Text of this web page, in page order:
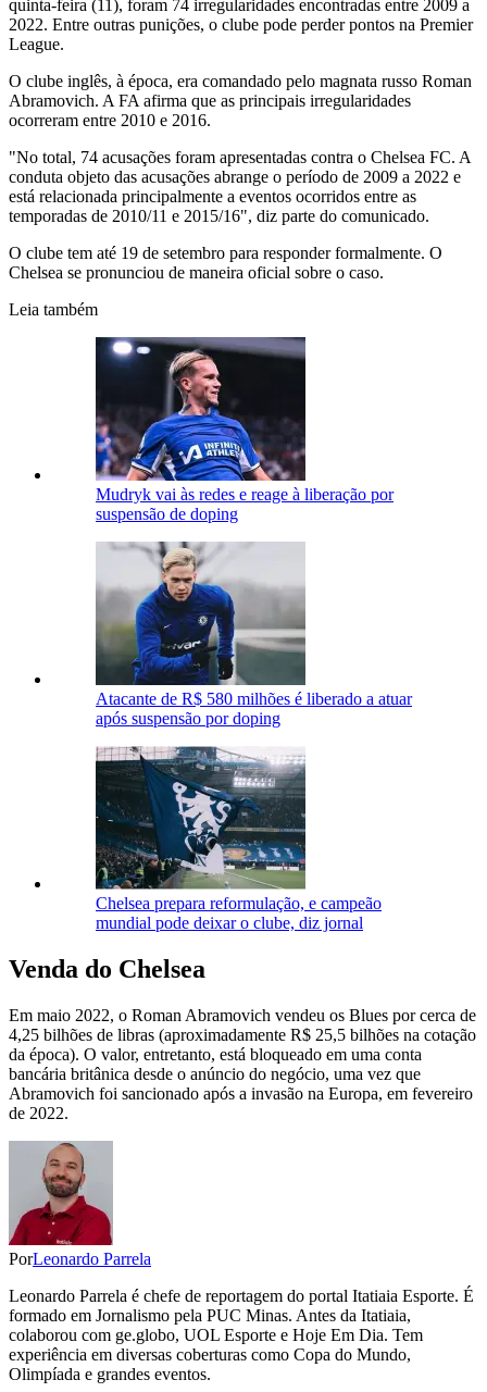
quinta-feira (11), foram 74 irregularidades encontradas entre 2009 a
2022. Entre outras punições, o clube pode perder pontos na Premier
League.
O clube inglês, à época, era comandado pelo magnata russo Roman
Abramovich. A FA afirma que as principais irregularidades
ocorreram entre 2010 e 2016.
"No total, 74 acusações foram apresentadas contra o Chelsea FC. A
conduta objeto das acusações abrange o período de 2009 a 2022 e
está relacionada principalmente a eventos ocorridos entre as
temporadas de 2010/11 e 2015/16", diz parte do comunicado.
O clube tem até 19 de setembro para responder formalmente. O
Chelsea se pronunciou de maneira oficial sobre o caso.
Leia também
Mudryk vai às redes e reage à liberação por
suspensão de doping
Atacante de R$ 580 milhões é liberado a atuar
após suspensão por doping
Chelsea prepara reformulação, e campeão
mundial pode deixar o clube, diz jornal
Venda do Chelsea
Em maio 2022, o Roman Abramovich vendeu os Blues por cerca de
4,25 bilhões de libras (aproximadamente R$ 25,5 bilhões na cotação
da época). O valor, entretanto, está bloqueado em uma conta
bancária britânica desde o anúncio do negócio, uma vez que
Abramovich foi sancionado após a invasão na Europa, em fevereiro
de 2022.
PorLeonardo Parrela
Leonardo Parrela é chefe de reportagem do portal Itatiaia Esporte. É
formado em Jornalismo pela PUC Minas. Antes da Itatiaia,
colaborou com ge.globo, UOL Esporte e Hoje Em Dia. Tem
experiência em diversas coberturas como Copa do Mundo,
Olimpíada e grandes eventos.